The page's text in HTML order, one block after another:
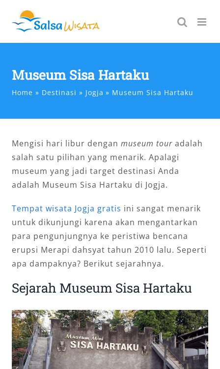
content
Museum Sisa Hartaku
Home Destinasi Jogja Museum Sisa Hartaku
Mengisi hari libur dengan museum touradalah
salah satu pilihan yang menarik. Apalagi
museum yang jadi target destinasi Anda
adalah Museum Sisa Hartaku di Jogja.
Tempat wisata Jogja gratis ini sangat menarik
untuk dikunjungi karena akan mengantarkan
para pengunjungnya ke peristiwa bencana
erupsi Merapi dahsyat tahun 2010 lalu. Seperti
apa dampaknya? Berikut sejarahnya.
Sejarah Museum Sisa Hartaku